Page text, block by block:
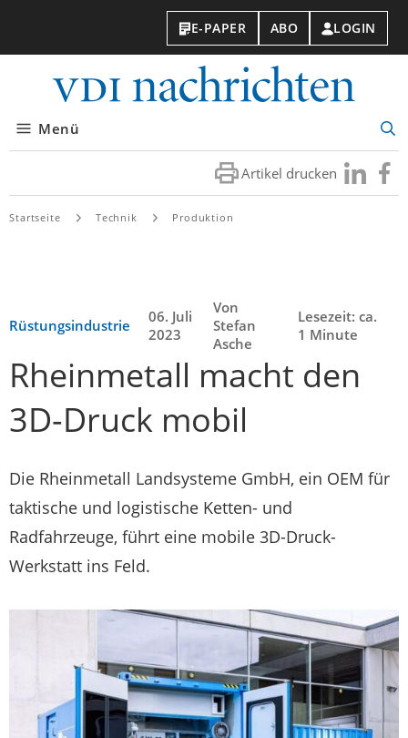
E-PAPER ABO LOGIN
Menü
Artikel drucken Besuchen
Sie
Sie
Startseite Technik Produktion
Rüstungsindustrie
06. Juli
2023
Von
Stefan
Asche
Lesezeit: ca.
1 Minute
Rheinmetall macht den
3D-Druck mobil
Die Rheinmetall Landsysteme GmbH, ein OEM für
taktische und logistische Ketten- und
Radfahrzeuge, führt eine mobile 3D-Druck-
Werkstatt ins Feld.